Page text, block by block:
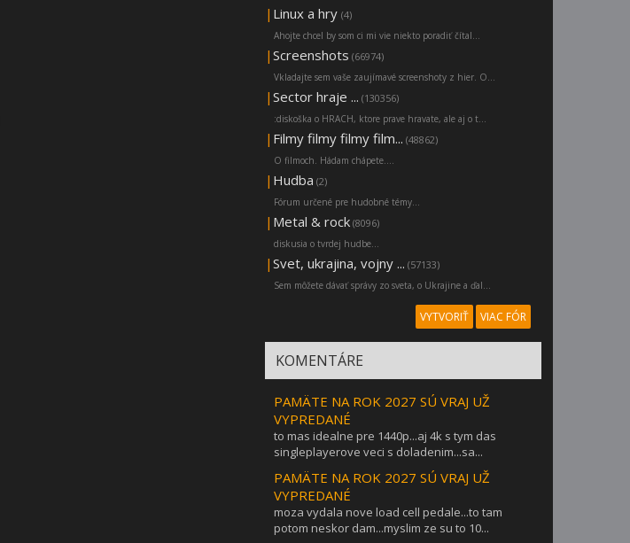
| Linux a hry (4)
Ahojte chcel by som ci mi vie niekto poradiť čítal...
| Screenshots (66974)
Vkladajte sem vaše zaujímavé screenshoty z hier. O...
| Sector hraje ... (130356)
:diskoška o HRACH, ktore prave hravate, ale aj o t...
| Filmy filmy filmy film... (48862)
O filmoch. Hádam chápete....
| Hudba (2)
Fórum určené pre hudobné témy...
| Metal & rock (8096)
diskusia o tvrdej hudbe...
| Svet, ukrajina, vojny ... (57133)
Sem môžete dávať správy zo sveta, o Ukrajine a ďal...
VYTVORIŤ VIAC FÓR
KOMENTÁRE
PAMÄTE NA ROK 2027 SÚ VRAJ UŽ
VYPREDANÉ
to mas idealne pre 1440p...aj 4k s tym das
singleplayerove veci s doladenim...sa...
PAMÄTE NA ROK 2027 SÚ VRAJ UŽ
VYPREDANÉ
moza vydala nove load cell pedale...to tam
potom neskor dam...myslim ze su to 10...